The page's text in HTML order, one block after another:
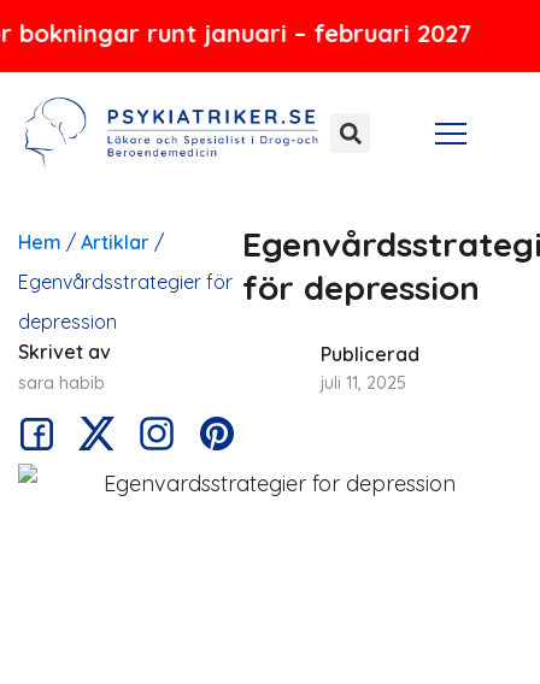
runt januari – februari 2027
Hoppa
innehåll
Hem / Artiklar /
Egenvårdsstrategier för
depression
för depression
Skrivet av
sara habib
Publicerad
juli 11, 2025